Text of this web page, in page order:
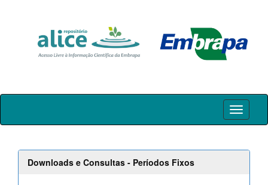
Skip
Downloads e Consultas - Períodos Fixos